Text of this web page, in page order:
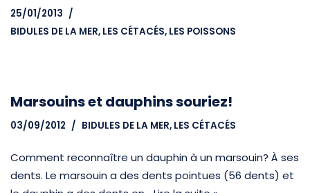
25/01/2013
BIDULES DE LA MER, LES CÉTACÉS, LES POISSONS
Marsouins et dauphins souriez!
03/09/2012 BIDULES DE LA MER, LES CÉTACÉS
Comment reconnaître un dauphin à un marsouin? À ses
dents. Le marsouin a des dents pointues (56 dents) et